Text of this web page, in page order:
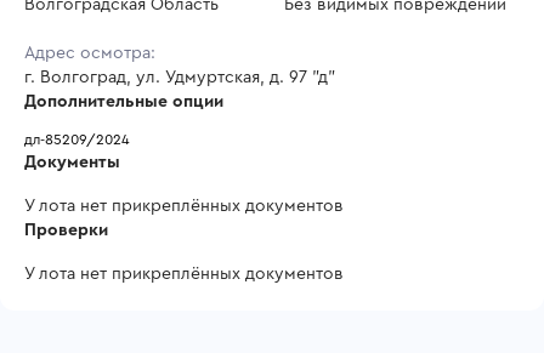
Волгоградская Область Без видимых повреждений
Адрес осмотра:
г. Волгоград, ул. Удмуртская, д. 97 "д"
Дополнительные опции
дл-85209/2024
Документы
У лота нет прикреплённых документов
Проверки
У лота нет прикреплённых документов